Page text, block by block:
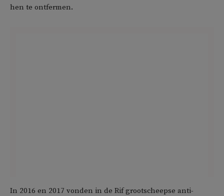
hen te ontfermen.
In 2016 en 2017 vonden in de Rif grootscheepse anti-